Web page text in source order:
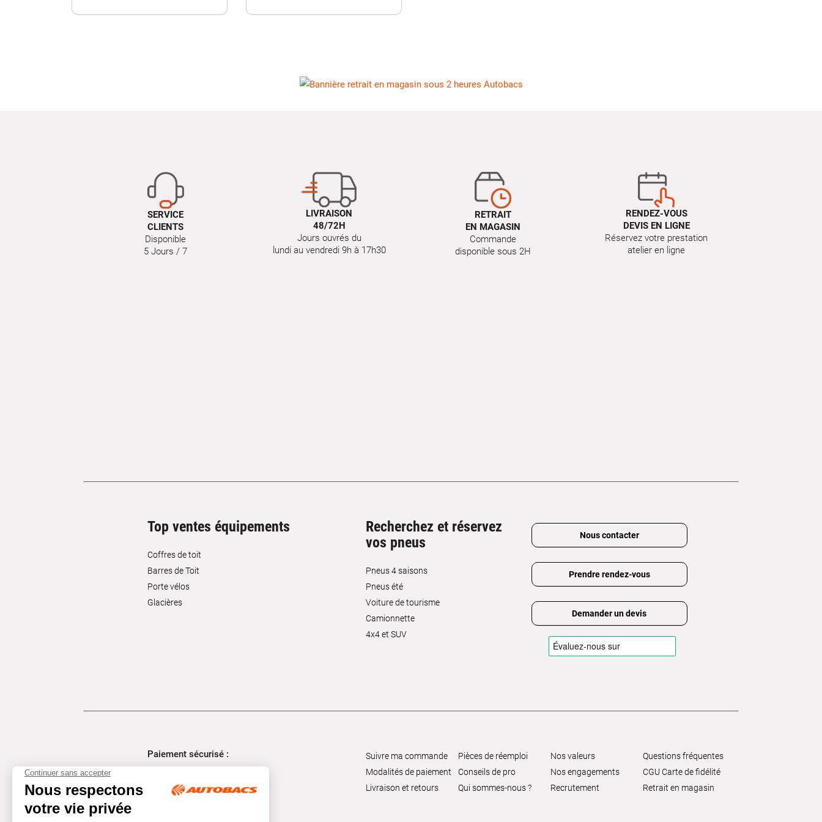
SERVICE
CLIENTS
Disponible
5 Jours / 7
LIVRAISON
48/72H
Jours ouvrés du
lundi au vendredi 9h à 17h30
RETRAIT
EN MAGASIN
Commande
disponible sous 2H
RENDEZ-VOUS
DEVIS EN LIGNE
Réservez votre prestation
atelier en ligne
Top ventes équipements
Coffres de toit
Barres de Toit
Porte vélos
Glacières
Recherchez et réservez
vos pneus
Pneus 4 saisons
Pneus été
Voiture de tourisme
Camionnette
4x4 et SUV
Nous contacter
Prendre rendez-vous
Demander un devis
Paiement sécurisé :
Suivre ma commande
Modalités de paiement
Livraison et retours
Pièces de réemploi
Conseils de pro
Qui sommes-nous ?
Nos valeurs
Nos engagements
Recrutement
Questions fréquentes
CGU Carte de fidélité
Retrait en magasin